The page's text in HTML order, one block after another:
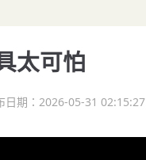
太可怕
日期：2026-05-31 02:15:27